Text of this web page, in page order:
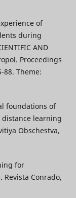
of
during
AND
Proceedings
88. Theme:
foundations of
learning
Obschestva,
for
Conrado,